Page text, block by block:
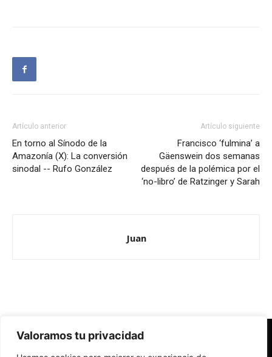
Valoramos tu privacidad
Artículo anterior
En torno al Sínodo de la
Amazonía (X): La conversión
sinodal -- Rufo González
Artículo siguiente
Francisco ‘fulmina’ a
Gäenswein dos semanas
después de la polémica por el
‘no-libro’ de Ratzinger y Sarah
Juan
Redes Cristianas